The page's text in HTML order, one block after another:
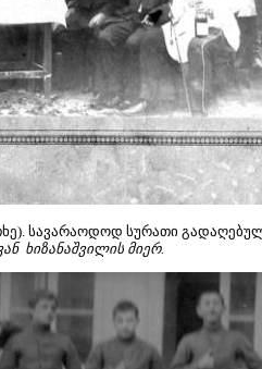
სავარაოდოდ სურათი გადაღებული
ხიზანაშვილის მიერ.